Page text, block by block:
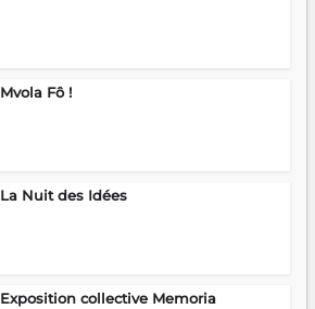
Mvola Fô !
La Nuit des Idées
Exposition collective Memoria